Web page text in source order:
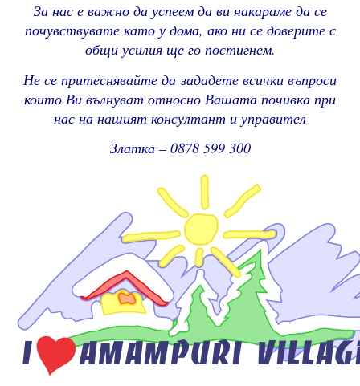
За нас е важно да успеем да ви накараме да се
почувствувате като у дома, ако ни се доверите с
общи усилия ще го постигнем.
Не се притеснявайте да зададете всички въпроси
които Ви вълнуват относно Вашата почивка при
нас на нашият консултант и управител
Златка – 0878 599 300